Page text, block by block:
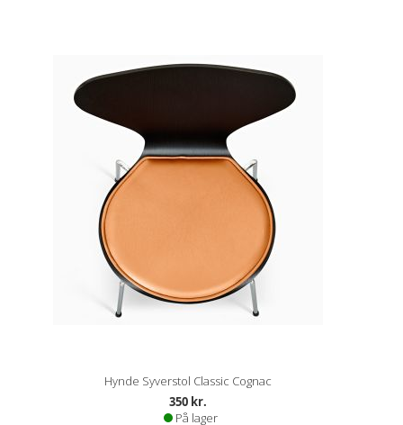
Hynde Syverstol Classic Cognac
350 kr.
På lager